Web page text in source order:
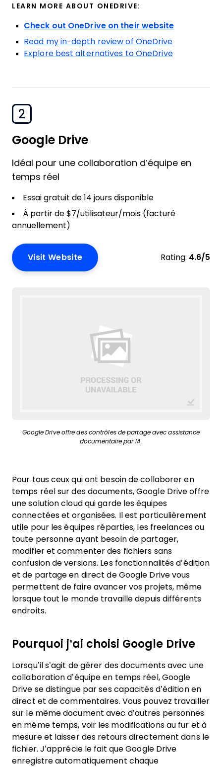
LEARN MORE ABOUT ONEDRIVE:
Check out OneDrive on their website
Read my in-depth review of OneDrive
Explore best alternatives to OneDrive
2
Google Drive
Idéal pour une collaboration d’équipe en
temps réel
Essai gratuit de 14 jours disponible
À partir de $7/utilisateur/mois (facturé
annuellement)
Visit Website Rating: 4.6/5
Google Drive offre des contrôles de partage avec assistance
documentaire par IA.
Pour tous ceux qui ont besoin de collaborer en
temps réel sur des documents, Google Drive offre
une solution cloud qui garde les équipes
connectées et organisées. Il est particulièrement
utile pour les équipes réparties, les freelances ou
toute personne ayant besoin de partager,
modifier et commenter des fichiers sans
confusion de versions. Les fonctionnalités d’édition
et de partage en direct de Google Drive vous
permettent de faire avancer vos projets, même
lorsque tout le monde travaille depuis différents
endroits.
Pourquoi j’ai choisi Google Drive
Lorsqu’il s’agit de gérer des documents avec une
collaboration d’équipe en temps réel, Google
Drive se distingue par ses capacités d’édition en
direct et de commentaires. Vous pouvez travailler
sur le même document avec d’autres personnes
en même temps, voir les modifications au fur et à
mesure et laisser des retours directement dans le
fichier. J’apprécie le fait que Google Drive
enregistre automatiquement chaque